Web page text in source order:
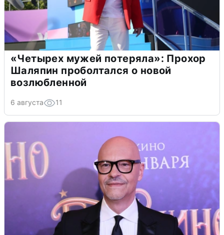
«Четырех мужей потеряла»: Прохор
Шаляпин проболтался о новой
возлюбленной
6 августа 11